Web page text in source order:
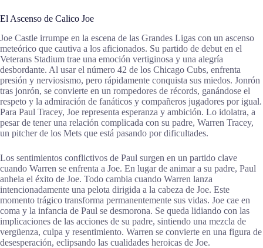
El Ascenso de Calico Joe
Joe Castle irrumpe en la escena de las Grandes Ligas con un ascenso
meteórico que cautiva a los aficionados. Su partido de debut en el
Veterans Stadium trae una emoción vertiginosa y una alegría
desbordante. Al usar el número 42 de los Chicago Cubs, enfrenta
presión y nerviosismo, pero rápidamente conquista sus miedos. Jonrón
tras jonrón, se convierte en un rompedores de récords, ganándose el
respeto y la admiración de fanáticos y compañeros jugadores por igual.
Para Paul Tracey, Joe representa esperanza y ambición. Lo idolatra, a
pesar de tener una relación complicada con su padre, Warren Tracey,
un pitcher de los Mets que está pasando por dificultades.
Los sentimientos conflictivos de Paul surgen en un partido clave
cuando Warren se enfrenta a Joe. En lugar de animar a su padre, Paul
anhela el éxito de Joe. Todo cambia cuando Warren lanza
intencionadamente una pelota dirigida a la cabeza de Joe. Este
momento trágico transforma permanentemente sus vidas. Joe cae en
coma y la infancia de Paul se desmorona. Se queda lidiando con las
implicaciones de las acciones de su padre, sintiendo una mezcla de
vergüenza, culpa y resentimiento. Warren se convierte en una figura de
desesperación, eclipsando las cualidades heroicas de Joe.